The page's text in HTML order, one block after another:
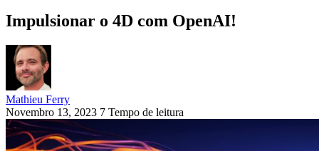
Impulsionar o 4D com OpenAI!
Mathieu Ferry
Novembro 13, 2023 7 Tempo de leitura